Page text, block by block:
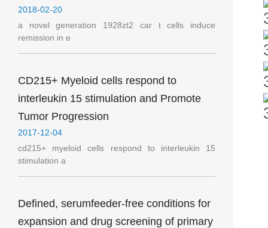
2018-02-20
a novel generation 1928zt2 car t cells induce
remission in e
CD215+ Myeloid cells respond to
interleukin 15 stimulation and Promote
Tumor Progression
2017-12-04
cd215+ myeloid cells respond to interleukin 15
stimulation a
Defined, serumfeeder-free conditions for
expansion and drug screening of primary